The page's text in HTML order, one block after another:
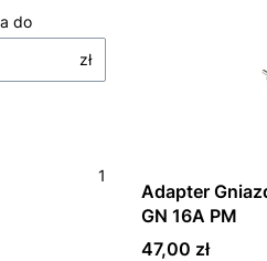
do
zł
1
Adapter
GN 16A PM
Cena
47,00 zł